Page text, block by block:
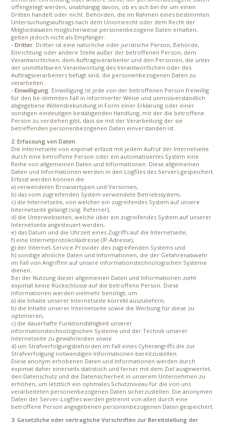
offengelegt werden, unabhängig davon, ob es sich bei ihr um einen
Dritten handelt oder nicht. Behörden, die im Rahmen eines bestimmten
Untersuchungsauftrags nach dem Unionsrecht oder dem Recht der
Mitgliedstaaten möglicherweise personenbezogene Daten erhalten,
gelten jedoch nicht als Empfänger.
- Dritter: Dritter ist eine natürliche oder juristische Person, Behörde,
Einrichtung oder andere Stelle außer der betroffenen Person, dem
Verantwortlichen, dem Auftragsverarbeiter und den Personen, die unter
der unmittelbaren Verantwortung des Verantwortlichen oder des
Auftragsverarbeiters befugt sind, die personenbezogenen Daten zu
verarbeiten.
- Einwilligung: Einwilligung ist jede von der betroffenen Person freiwillig
für den be-stimmten Fall in informierter Weise und unmissverständlich
abgegebene Willensbekundung in Form einer Erklärung oder einer
sonstigen eindeutigen bestätigenden Handlung, mit der die betroffene
Person zu verstehen gibt, dass sie mit der Verarbeitung der sie
betreffenden personenbezogenen Daten einverstanden ist.
2. Erfassung von Daten
Die Internetseite von expimat erfasst mit jedem Aufruf der Internetseite
durch eine betroffene Person oder ein automatisiertes System eine
Reihe von allgemeinen Daten und Informationen. Diese allgemeinen
Daten und Informationen werden in den Logfiles des Servers gespeichert.
Erfasst werden können die
a) verwendeten Browsertypen und Versionen,
b) das vom zugreifenden System verwendete Betriebssystem,
c) die Internetseite, von welcher ein zugreifendes System auf unsere
Internetseite gelangt (sog. Referrer),
d) die Unterwebseiten, welche über ein zugreifendes System auf unserer
Internetseite angesteuert werden,
e) das Datum und die Uhrzeit eines Zugriffs auf die Internetseite,
f) eine Internetprotokolladresse (IP-Adresse),
g) der Internet-Service-Provider des zugreifenden Systems und
h) sonstige ähnliche Daten und Informationen, die der Gefahrenabwehr
im Fall von Angriffen auf unsere informationstechnologischen Systeme
dienen.
Bei der Nutzung dieser allgemeinen Daten und Informationen zieht
expimat keine Rückschlüsse auf die betroffene Person. Diese
Informationen werden vielmehr benötigt, um
a) die Inhalte unserer Internetseite korrekt auszuliefern,
b) die Inhalte unserer Internetseite sowie die Werbung für diese zu
optimieren,
c) die dauerhafte Funktionsfähigkeit unserer
informationstechnologischen Systeme und der Technik unserer
Internetseite zu gewährleisten sowie
d) um Strafverfolgungsbehörden im Fall eines Cyberangriffs die zur
Strafverfolgung notwendigen Informationen bereitzustellen.
Diese anonym erhobenen Daten und Informationen werden durch
expimat daher einerseits statistisch und ferner mit dem Ziel ausgewertet,
den Datenschutz und die Datensicherheit in unserem Unternehmen zu
erhöhen, um letztlich ein optimales Schutzniveau für die von uns
verarbeiteten personenbezogenen Daten sicherzustellen. Die anonymen
Daten der Server-Logfiles werden getrennt von allen durch eine
betroffene Person angegebenen personenbezogenen Daten gespeichert.
3. Gesetzliche oder vertragliche Vorschriften zur Bereitstellung der